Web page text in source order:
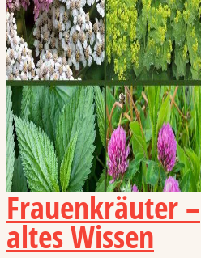
Frauenkräuter –
altes Wissen